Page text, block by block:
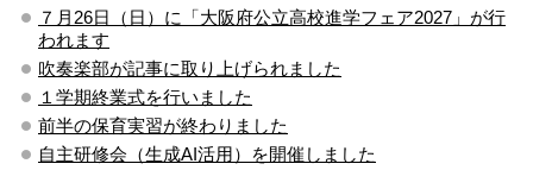
７月26日（日）に「大阪府公立高校進学フェア2027」が行
われます
吹奏楽部が記事に取り上げられました
１学期終業式を行いました
前半の保育実習が終わりました
自主研修会（生成AI活用）を開催しました